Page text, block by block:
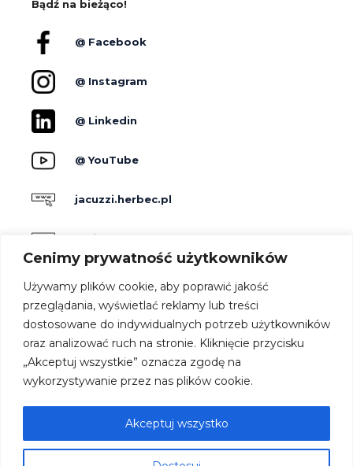
Cenimy prywatność użytkowników
Używamy plików cookie, aby poprawić jakość
przeglądania, wyświetlać reklamy lub treści
dostosowane do indywidualnych potrzeb użytkowników
oraz analizować ruch na stronie. Kliknięcie przycisku
„Akceptuj wszystkie” oznacza zgodę na
wykorzystywanie przez nas plików cookie.
Akceptuj wszystko
Bądź na bieżąco!
@ Facebook
@ Instagram
@ Linkedin
@ YouTube
jacuzzi.herbec.pl
holidayskypark.pl